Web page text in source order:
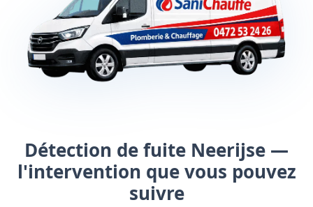
Détection de fuite Neerijse —
l'intervention que vous pouvez
suivre